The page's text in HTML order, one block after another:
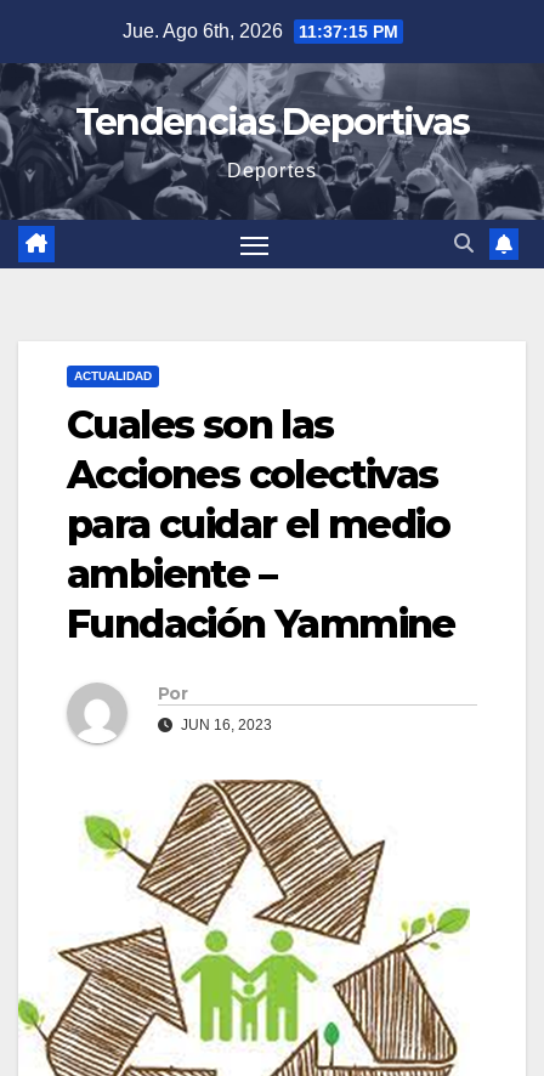
contenido
Jue. Ago 6th, 2026 11:37:16 PM
Tendencias Deportivas
Deportes
ACTUALIDAD
Cuales son las
Acciones colectivas
para cuidar el medio
ambiente –
Fundación Yammine
Por
JUN 16, 2023